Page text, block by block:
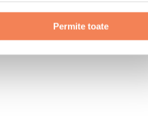
Permite toate